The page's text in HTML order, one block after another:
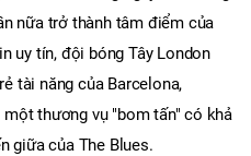
nữa trở thành tâm điểm của
uy tín, đội bóng Tây London
tài năng của Barcelona,
thương vụ "bom tấn" có khả
giữa của The Blues.